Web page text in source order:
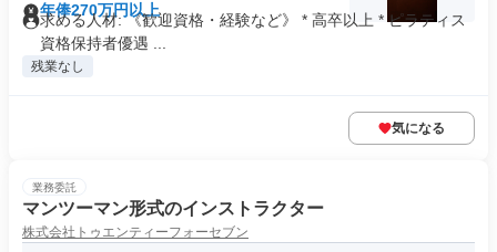
年俸270万円以上
求める人材: 《歓迎資格・経験など》 * 高卒以上 * ピラティス
資格保持者優遇 ...
残業なし
気になる
業務委託
マンツーマン形式のインストラクター
株式会社トゥエンティーフォーセブン